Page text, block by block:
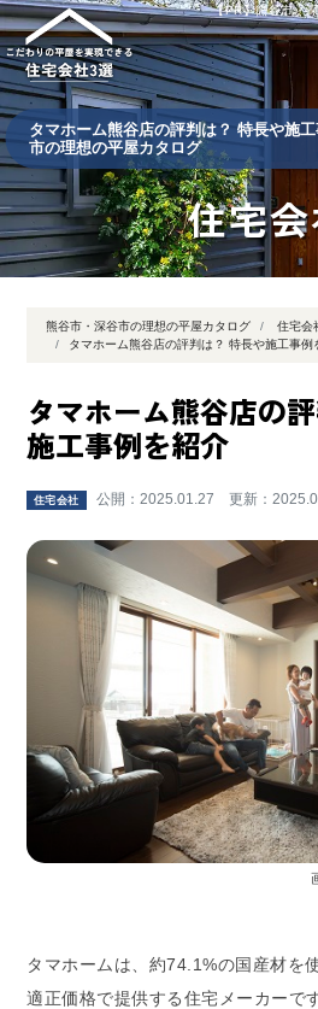
【PR】熊谷市・
タマホーム熊谷店の評判は？ 特長や施
市の理想の平屋カタログ
住宅
熊谷市・深谷市の理想の平屋カタログ
住宅会
タマホーム熊谷店の評判は？ 特長や施工事例
タマホーム熊谷店の
施工事例を紹介
住宅会社 公開：2025.01.27 更新：
タマホームは、約74.1%の国産材を
適正価格で提供する住宅メーカーで